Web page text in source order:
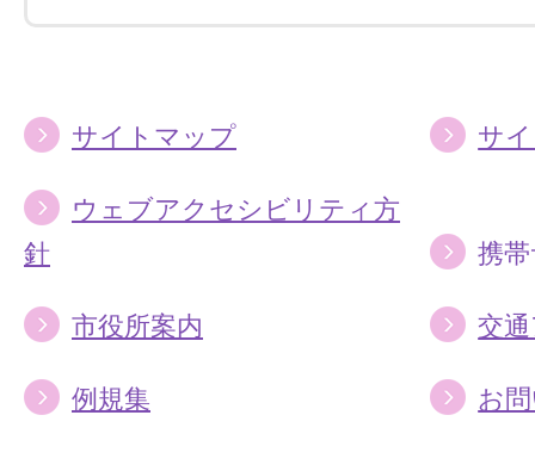
サイトマップ サ
ウェブアクセシビリティ方
針
携
市役所案内 交
例規集 お